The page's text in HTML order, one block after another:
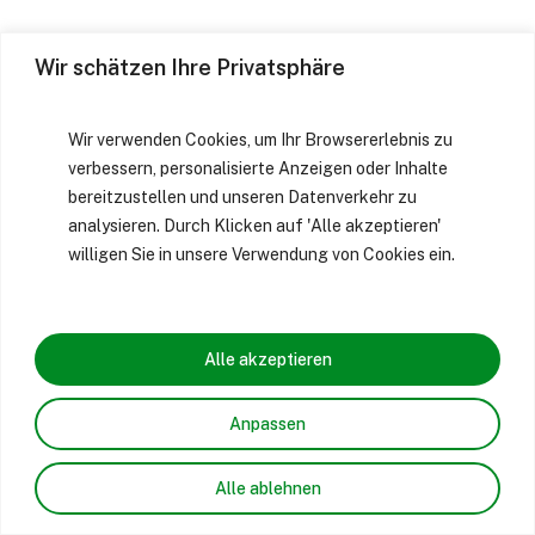
Wir schätzen Ihre Privatsphäre
Wir verwenden Cookies, um Ihr Browsererlebnis zu
verbessern, personalisierte Anzeigen oder Inhalte
bereitzustellen und unseren Datenverkehr zu
analysieren. Durch Klicken auf 'Alle akzeptieren'
willigen Sie in unsere Verwendung von Cookies ein.
Anpassen
Alle ablehnen
Alle akzeptieren